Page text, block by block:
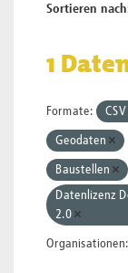
Sortieren nach
1
Formate: CSV
Geodaten
Baustellen
Datenlizenz
2.0
Organisationen: